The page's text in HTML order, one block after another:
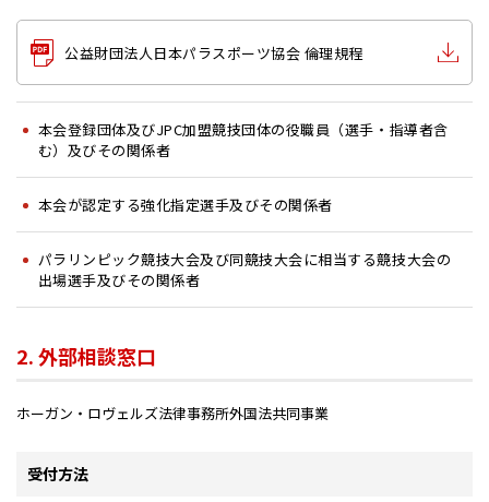
公益財団法人日本パラスポーツ協会 倫理規程
本会登録団体及びJPC加盟競技団体の役職員（選手・指導者含
む）及びその関係者
本会が認定する強化指定選手及びその関係者
パラリンピック競技大会及び同競技大会に相当する競技大会の
出場選手及びその関係者
2. 外部相談窓口
ホーガン・ロヴェルズ法律事務所外国法共同事業
受付方法